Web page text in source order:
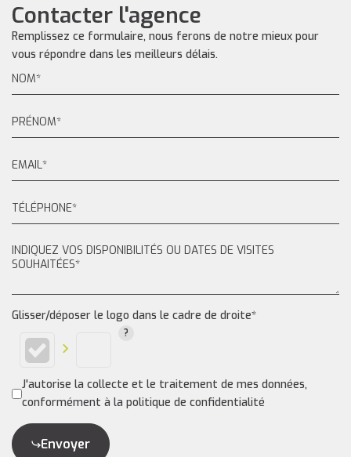
Contacter l'agence
Remplissez ce formulaire, nous ferons de notre mieux pour
vous répondre dans les meilleurs délais.
Glisser/déposer le logo dans le cadre de droite*
J'autorise la collecte et le traitement de mes données,
conformément à la politique de confidentialité
Envoyer